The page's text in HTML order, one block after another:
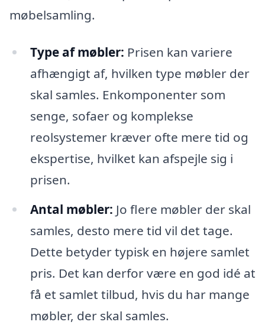
møbelsamling.
Type af møbler: Prisen kan variere
afhængigt af, hvilken type møbler der
skal samles. Enkomponenter som
senge, sofaer og komplekse
reolsystemer kræver ofte mere tid og
ekspertise, hvilket kan afspejle sig i
prisen.
Antal møbler: Jo flere møbler der skal
samles, desto mere tid vil det tage.
Dette betyder typisk en højere samlet
pris. Det kan derfor være en god idé at
få et samlet tilbud, hvis du har mange
møbler, der skal samles.